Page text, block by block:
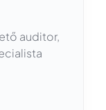
auditor,